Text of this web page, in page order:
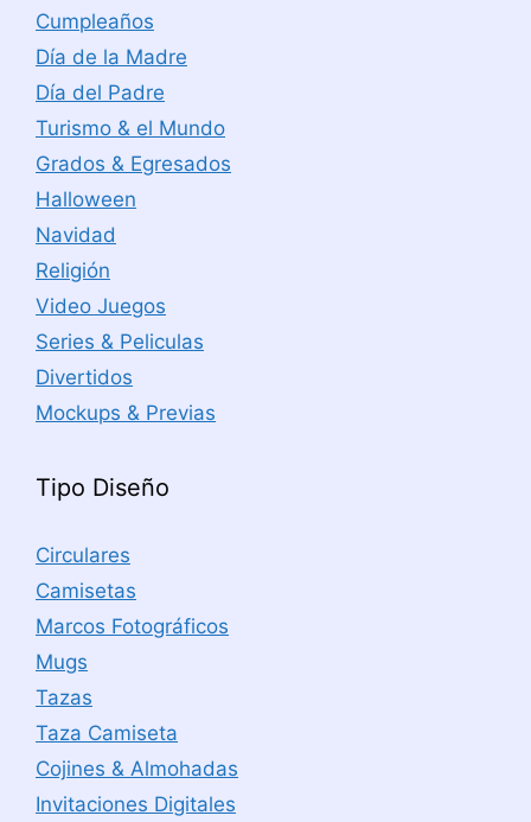
Cumpleaños
Día de la Madre
Día del Padre
Turismo & el Mundo
Grados & Egresados
Halloween
Navidad
Religión
Video Juegos
Series & Peliculas
Divertidos
Mockups & Previas
Tipo Diseño
Circulares
Camisetas
Marcos Fotográficos
Mugs
Tazas
Taza Camiseta
Cojines & Almohadas
Invitaciones Digitales